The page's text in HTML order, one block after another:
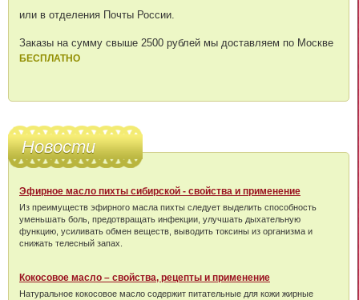
или в отделения Почты России.
Заказы на сумму свыше 2500 рублей мы доставляем по Москве
БЕСПЛАТНО
Новости
Эфирное масло пихты сибирской - свойства и применение
Из преимуществ эфирного масла пихты следует выделить способность
уменьшать боль, предотвращать инфекции, улучшать дыхательную
функцию, усиливать обмен веществ, выводить токсины из организма и
снижать телесный запах.
Кокосовое масло – свойства, рецепты и применение
Натуральное кокосовое масло содержит питательные для кожи жирные